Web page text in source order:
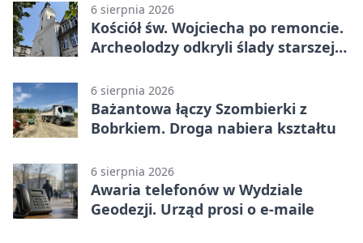
6 sierpnia 2026
Kościół św. Wojciecha po remoncie.
Archeolodzy odkryli ślady starszej
6 sierpnia 2026
Bażantowa łączy Szombierki z
Bobrkiem. Droga nabiera kształtu
6 sierpnia 2026
Awaria telefonów w Wydziale
Geodezji. Urząd prosi o e-maile